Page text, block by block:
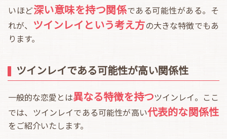
いほど深い意味を持つ関係である可能性がある。そ
れが、 ツインレイという考え方の大きな特徴でもあ
ります。
ツインレイである可能性が高い関係性
一般的な恋愛とは異なる特徴を持つツインレイ。ここ
では、ツインレイである可能性が高い代表的な関係性
をご紹介いたします。